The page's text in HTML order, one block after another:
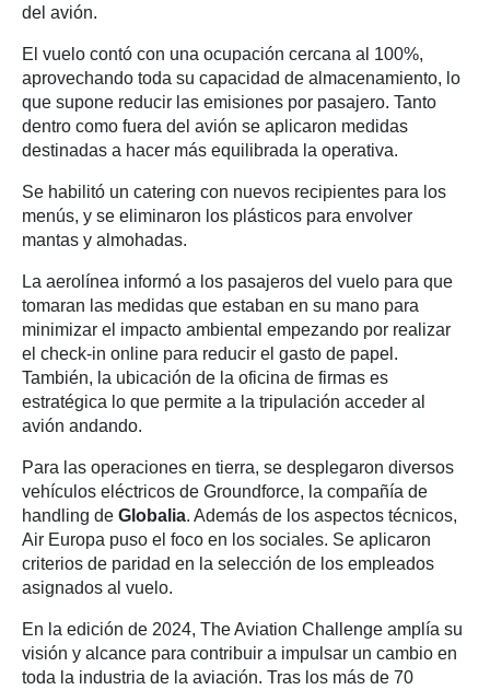
del avión.
El vuelo contó con una ocupación cercana al 100%,
aprovechando toda su capacidad de almacenamiento, lo
que supone reducir las emisiones por pasajero. Tanto
dentro como fuera del avión se aplicaron medidas
destinadas a hacer más equilibrada la operativa.
Se habilitó un catering con nuevos recipientes para los
menús, y se eliminaron los plásticos para envolver
mantas y almohadas.
La aerolínea informó a los pasajeros del vuelo para que
tomaran las medidas que estaban en su mano para
minimizar el impacto ambiental empezando por realizar
el check-in online para reducir el gasto de papel.
También, la ubicación de la oficina de firmas es
estratégica lo que permite a la tripulación acceder al
avión andando.
Para las operaciones en tierra, se desplegaron diversos
vehículos eléctricos de Groundforce, la compañía de
handling de Globalia. Además de los aspectos técnicos,
Air Europa puso el foco en los sociales. Se aplicaron
criterios de paridad en la selección de los empleados
asignados al vuelo.
En la edición de 2024, The Aviation Challenge amplía su
visión y alcance para contribuir a impulsar un cambio en
toda la industria de la aviación. Tras los más de 70